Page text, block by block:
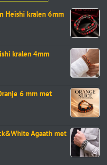
Heishi kralen 6mm
kralen 4mm
6 mm met
Agaath met